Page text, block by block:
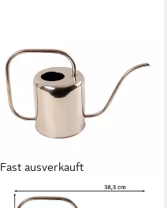
Fast ausverkauft
DEKOWUNDER